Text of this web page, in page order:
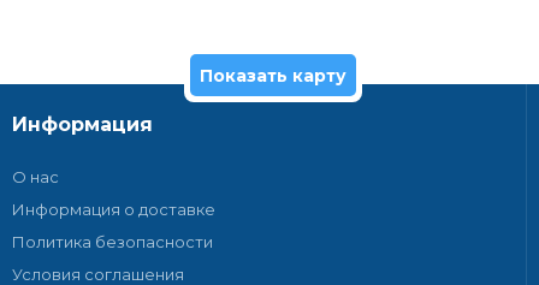
Показать карту
Информация
О нас
Информация о доставке
Политика безопасности
Условия соглашения